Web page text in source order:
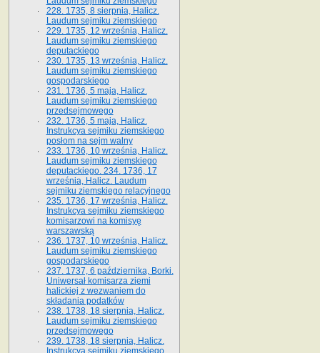
228. 1735, 8 sierpnia, Halicz.
Laudum sejmiku ziemskiego
229. 1735, 12 września, Halicz.
Laudum sejmiku ziemskiego
deputackiego
230. 1735, 13 września, Halicz.
Laudum sejmiku ziemskiego
gospodarskiego
231. 1736, 5 maja, Halicz.
Laudum sejmiku ziemskiego
przedsejmowego
232. 1736, 5 maja, Halicz.
Instrukcya sejmiku ziemskiego
posłom na sejm walny
233. 1736, 10 września, Halicz.
Laudum sejmiku ziemskiego
deputackiego. 234. 1736, 17
września, Halicz. Laudum
sejmiku ziemskiego relacyjnego
235. 1736, 17 września, Halicz.
Instrukcya sejmiku ziemskiego
komisarzowi na komisyę
warszawską
236. 1737, 10 września, Halicz.
Laudum sejmiku ziemskiego
gospodarskiego
237. 1737, 6 października, Borki.
Uniwersał komisarza ziemi
halickiej z wezwaniem do
składania podatków
238. 1738, 18 sierpnia, Halicz.
Laudum sejmiku ziemskiego
przedsejmowego
239. 1738, 18 sierpnia, Halicz.
Instrukcya sejmiku ziemskiego